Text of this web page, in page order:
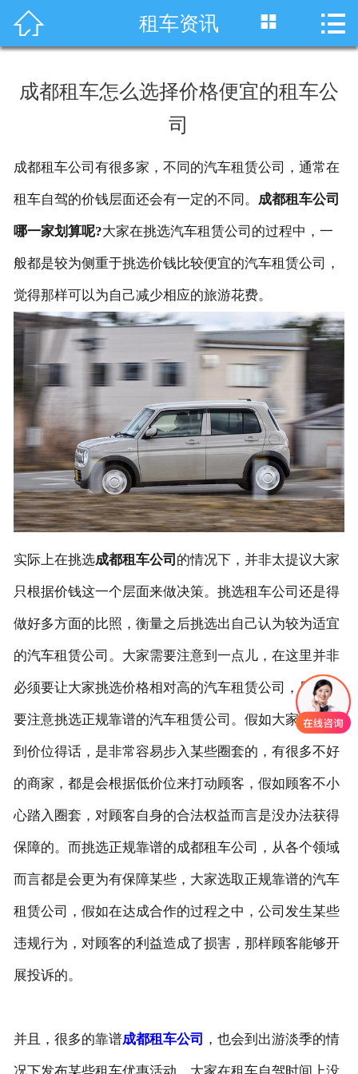
 首页
川藏线租车
租车资讯
租车价格
成功案例
关于我们
联系我们
 租车资讯  
成都租车怎么选择价格便宜的租车公
司
成都租车公司有很多家，不同的汽车租赁公司，通常在
租车自驾的价钱层面还会有一定的不同。 成都租车公司
哪一家划算呢?大家在挑选汽车租赁公司的过程中，一
般都是较为侧重于挑选价钱比较便宜的汽车租赁公司，
觉得那样可以为自己减少相应的旅游花费。
实际上在挑选成都租车公司 的情况下，并非太提议大家
只根据价钱这一个层面来做决策。挑选租车公司还是得
做好多方面的比照，衡量之后挑选出自己认为较为适宜
的汽车租赁公司。大家需要注意到一点儿，在这里并非
必须要让大家挑选价格相对高的汽车租赁公司，只是需
要注意挑选正规靠谱的汽车租赁公司。假如大家只考虑
到价位得话，是非常容易步入某些圈套的，有很多不好
的商家，都是会根据低价位来打动顾客，假如顾客不小
心踏入圈套，对顾客自身的合法权益而言是没办法获得
保障的。而挑选正规靠谱的成都租车公司，从各个领域
而言都是会更为有保障某些，大家选取正规靠谱的汽车
租赁公司，假如在达成合作的过程之中，公司发生某些
违规行为，对顾客的利益造成了损害，那样顾客能够开
展投诉的。
并且，很多的靠谱成都租车公司 ，也会到出游淡季的情